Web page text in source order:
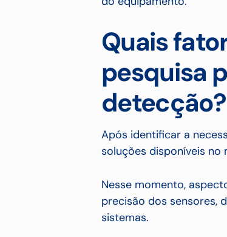
Quais
pesquisa
detecção?
Após identificar a
soluções disponíveis no
Nesse momento,
precisão dos sensores,
sistemas.